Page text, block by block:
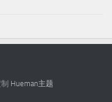
Hueman主题